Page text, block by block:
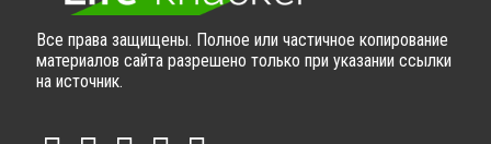
Все права защищены. Полное или частичное копирование
материалов сайта разрешено только при указании ссылки
на источник.